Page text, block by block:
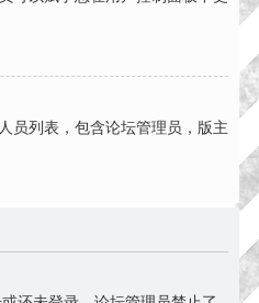
员列表，包含论坛管理员，版主